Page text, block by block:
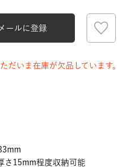
ールに登録
だいま在庫が欠品しています。
15mm程度収納可能